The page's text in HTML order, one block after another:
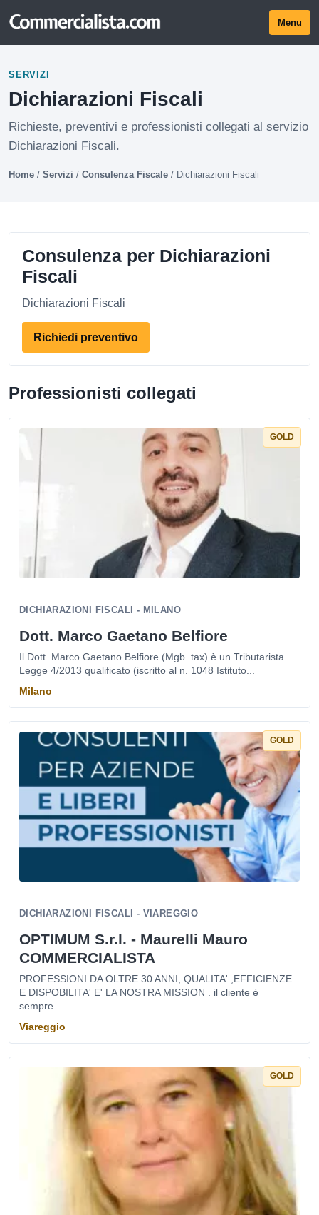
Menu
SERVIZI
Dichiarazioni Fiscali
Richieste, preventivi e professionisti collegati al servizio
Dichiarazioni Fiscali.
Home / Servizi / Consulenza Fiscale / Dichiarazioni Fiscali
Consulenza per Dichiarazioni
Fiscali
Dichiarazioni Fiscali
Richiedi preventivo
Professionisti collegati
GOLD
DICHIARAZIONI FISCALI - MILANO
Dott. Marco Gaetano Belfiore
Il Dott. Marco Gaetano Belfiore (Mgb .tax) è un Tributarista
Legge 4/2013 qualificato (iscritto al n. 1048 Istituto...
Milano
GOLD
DICHIARAZIONI FISCALI - VIAREGGIO
OPTIMUM S.r.l. - Maurelli Mauro
COMMERCIALISTA
PROFESSIONI DA OLTRE 30 ANNI, QUALITA' ,EFFICIENZE
E DISPOBILITA' E' LA NOSTRA MISSION . il cliente è
sempre...
Viareggio
GOLD